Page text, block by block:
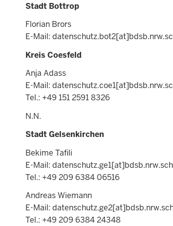
Stadt Bottrop
Florian Brors
E-Mail: datenschutz.bot2[at]
Kreis Coesfeld
Anja Adass
E-Mail: datenschutz.coe1[at]
Tel.: +49 151 2591 8326
N.N.
Stadt Gelsenkirchen
Bekime Tafili
E-Mail: datenschutz.ge1[at]
Tel.: +49 209 6384 06516
Andreas Wiemann
E-Mail: datenschutz.ge2[at]
Tel.: +49 209 6384 24348